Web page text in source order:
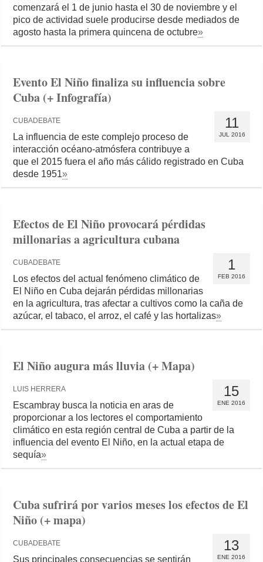
comenzará el 1 de junio hasta el 30 de noviembre y el
pico de actividad suele producirse desde mediados de
agosto hasta la primera quincena de octubre»
Evento El Niño finaliza su influencia sobre
Cuba (+ Infografía)
11
JUL 2016
CUBADEBATE
La influencia de este complejo proceso de
interacción océano-atmósfera contribuye a
que el 2015 fuera el año más cálido registrado en Cuba
desde 1951»
Efectos de El Niño provocará pérdidas
millonarias a agricultura cubana
1
FEB 2016
CUBADEBATE
Los efectos del actual fenómeno climático de
El Niño en Cuba dejarán pérdidas millonarias
en la agricultura, tras afectar a cultivos como la caña de
azúcar, el tabaco, el arroz, el café y las hortalizas»
El Niño augura más lluvia (+ Mapa)
15
ENE 2016
LUIS HERRERA
Escambray busca la noticia en aras de
proporcionar a los lectores el comportamiento
climático en esta región central de Cuba a partir de la
influencia del evento El Niño, en la actual etapa de
sequía»
Cuba sufrirá por varios meses los efectos de El
Niño (+ mapa)
13
ENE 2016
CUBADEBATE
Sus principales consecuencias se sentirán